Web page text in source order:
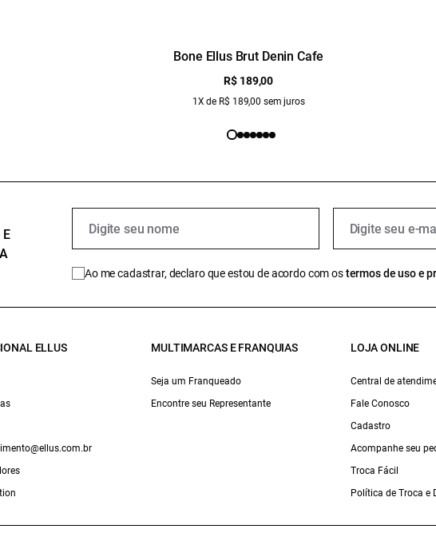
Bone Ellus Brut Denin Cafe
R$ 189,00
1X de R$ 189,00 sem juros
Ao me cadastrar, declaro que estou de acordo com ostermos de uso e
ELLUS MULTIMARCAS E FRANQUIAS
Seja um Franqueado
Encontre seu Representante
LOJA ONLINE
Central de
Fale Conosco
Cadastro
Acompanhe seu
Troca Fácil
Política de Troca e